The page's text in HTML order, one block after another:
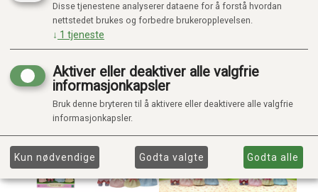
Disse tjenestene analyserer dataene for å forstå hvordan
nettstedet brukes og forbedre brukeropplevelsen.
↓ 1 tjeneste
Aktiver eller deaktiver alle valgfrie
informasjonkapsler
Bruk denne bryteren til å aktivere eller deaktivere alle valgfrie
informasjonkapsler.
Kun nødvendige Godta valgte Godta alle